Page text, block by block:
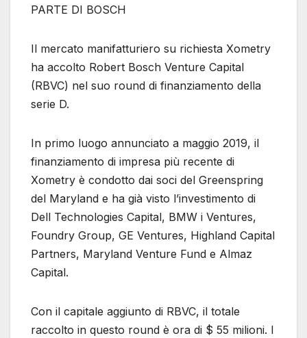
PARTE DI BOSCH
Il mercato manifatturiero su richiesta Xometry
ha accolto Robert Bosch Venture Capital
(RBVC) nel suo round di finanziamento della
serie D.
In primo luogo annunciato a maggio 2019, il
finanziamento di impresa più recente di
Xometry è condotto dai soci del Greenspring
del Maryland e ha già visto l’investimento di
Dell Technologies Capital, BMW i Ventures,
Foundry Group, GE Ventures, Highland Capital
Partners, Maryland Venture Fund e Almaz
Capital.
Con il capitale aggiunto di RBVC, il totale
raccolto in questo round è ora di $ 55 milioni. I